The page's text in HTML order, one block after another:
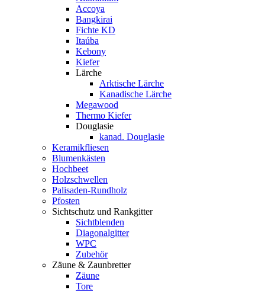
Accoya
Bangkirai
Fichte KD
Itaúba
Kebony
Kiefer
Lärche
Arktische Lärche
Kanadische Lärche
Megawood
Thermo Kiefer
Douglasie
kanad. Douglasie
Keramikfliesen
Blumenkästen
Hochbeet
Holzschwellen
Palisaden-Rundholz
Pfosten
Sichtschutz und Rankgitter
Sichtblenden
Diagonalgitter
WPC
Zubehör
Zäune & Zaunbretter
Zäune
Tore